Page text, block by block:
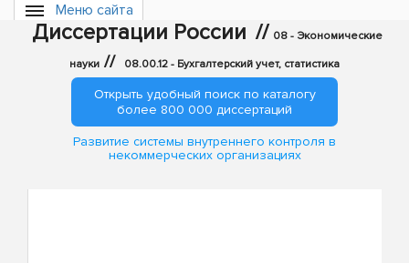
Меню сайта
Диссертации России // 08 - Экономические
науки // 08.00.12 - Бухгалтерский учет, статистика
Открыть удобный поиск по каталогу
более 800 000 диссертаций
Развитие системы внутреннего контроля в
некоммерческих организациях